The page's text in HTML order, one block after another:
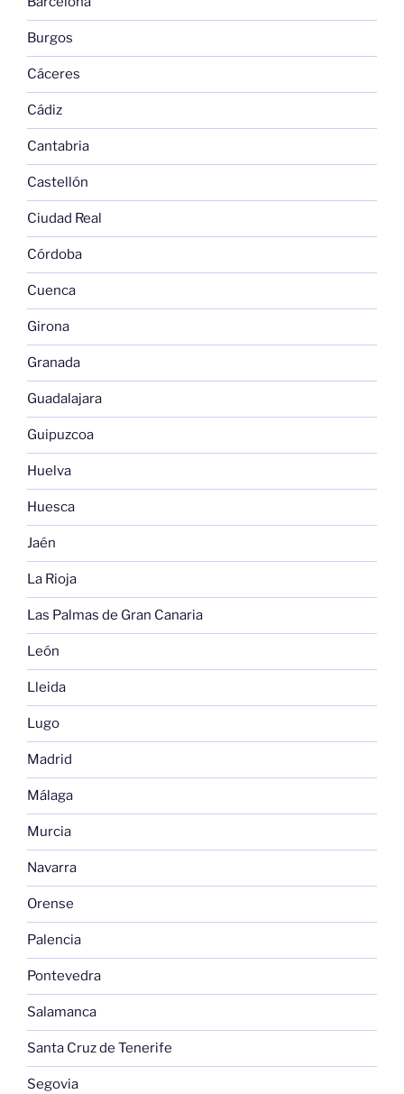
Burgos
Cáceres
Cádiz
Cantabria
Castellón
Ciudad Real
Córdoba
Cuenca
Girona
Granada
Guadalajara
Guipuzcoa
Huelva
Huesca
Jaén
La Rioja
Las Palmas de Gran Canaria
León
Lleida
Lugo
Madrid
Málaga
Murcia
Navarra
Orense
Palencia
Pontevedra
Salamanca
Santa Cruz de Tenerife
Segovia